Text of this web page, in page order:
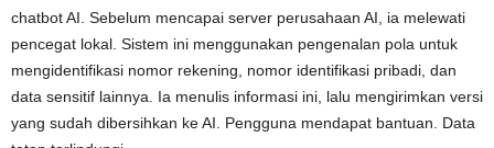
chatbot AI. Sebelum mencapai server perusahaan AI, ia melewati
pencegat lokal. Sistem ini menggunakan pengenalan pola untuk
mengidentifikasi nomor rekening, nomor identifikasi pribadi, dan
data sensitif lainnya. Ia menulis informasi ini, lalu mengirimkan versi
yang sudah dibersihkan ke AI. Pengguna mendapat bantuan. Data